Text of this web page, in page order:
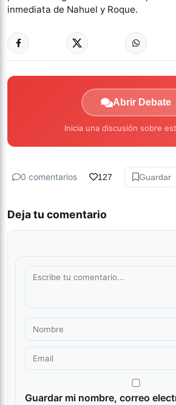
inmediata de Nahuel y Roque.
Abrir Debate
Inicia una discusión sobre
0 comentarios 127 Guardar
Deja tu comentario
Guardar mi nombre, correo